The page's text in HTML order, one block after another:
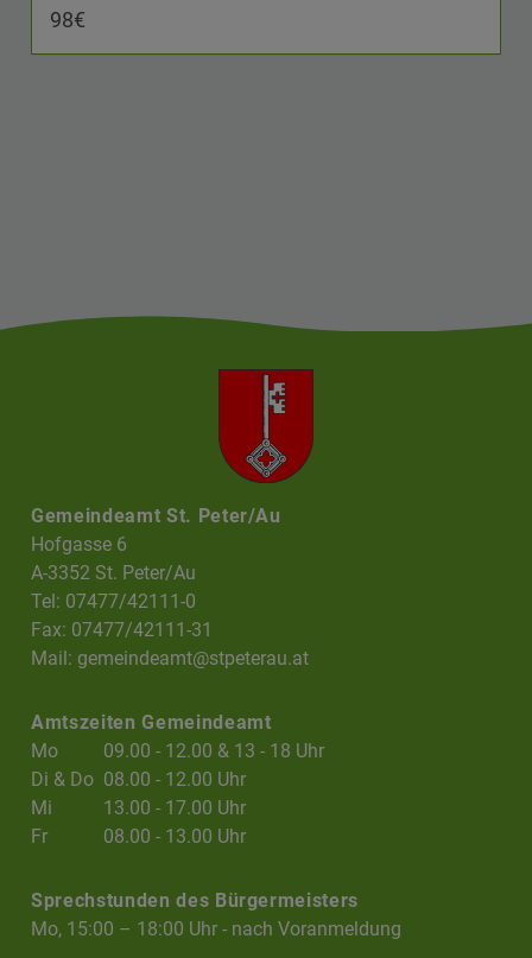
98€
Gemeindeamt St. Peter/Au
Hofgasse 6
A-3352 St. Peter/Au
Tel: 07477/42111-0
Fax: 07477/42111-31
Mail:gemeindeamt@stpeterau.at
Amtszeiten Gemeindeamt
Mo
09.00 - 12.00 & 13 - 18 Uhr
Di & Do 08.00 - 12.00 Uhr
Mi
13.00 - 17.00 Uhr
Fr
08.00 - 13.00 Uhr
Sprechstunden des Bürgermeisters
Mo, 15:00 – 18:00 Uhr - nach Voranmeldung